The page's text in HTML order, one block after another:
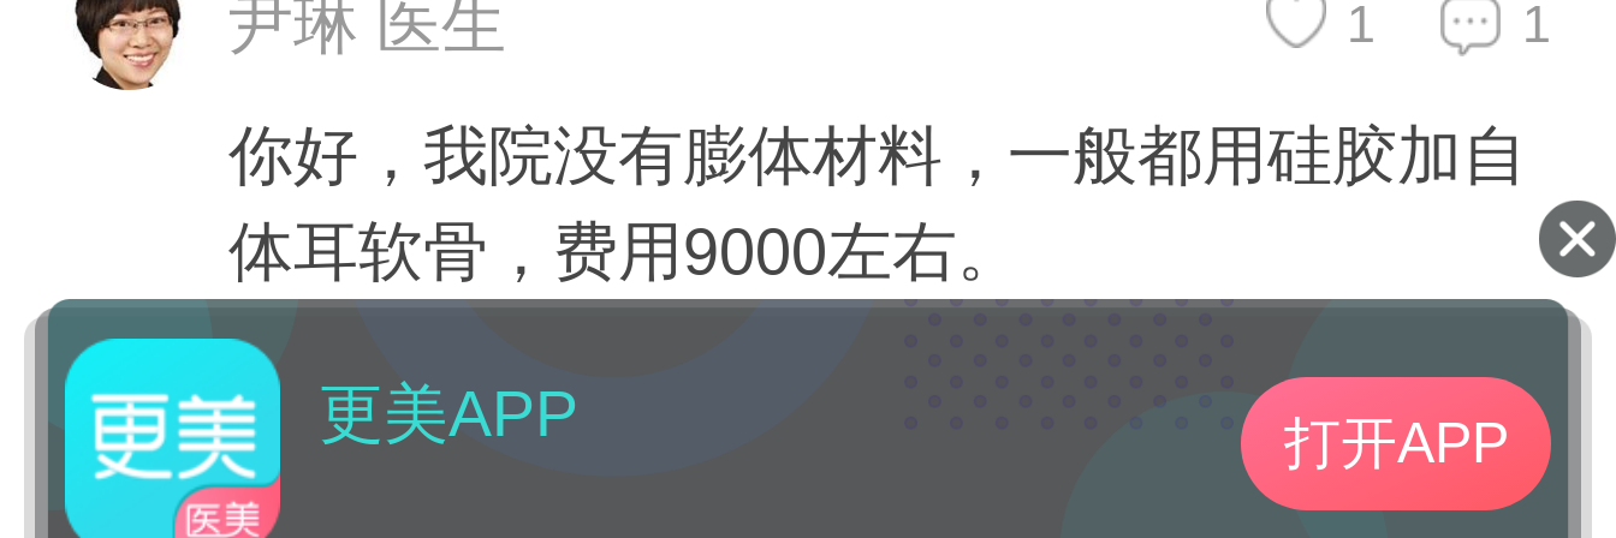
尹琳 医生 1
1
你好，我院没有膨体材料，一般都用硅胶加自
体耳软骨，费用9000左右。
更美APP 打开APP